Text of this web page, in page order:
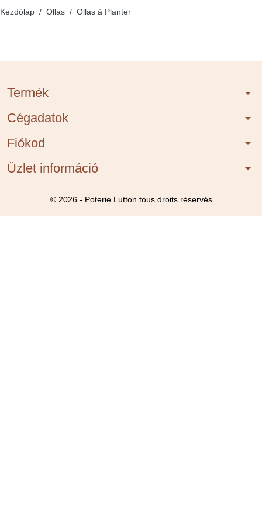
Kezdőlap Ollas Ollas à Planter
Termék arrow_drop_down
Cégadatok arrow_drop_down
Fiókod arrow_drop_down
Üzlet információ arrow_drop_down
© 2026 - Poterie Lutton tous droits réservés